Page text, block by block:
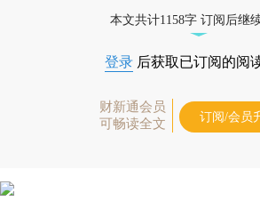
本文共计1158字 订阅后继
登录 后获取已订阅的阅
财新通会员
可畅读全文
订阅/会员